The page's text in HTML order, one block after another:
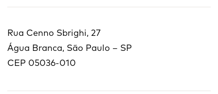
Rua Cenno Sbrighi, 27
Água Branca, São Paulo – SP
CEP 05036-010